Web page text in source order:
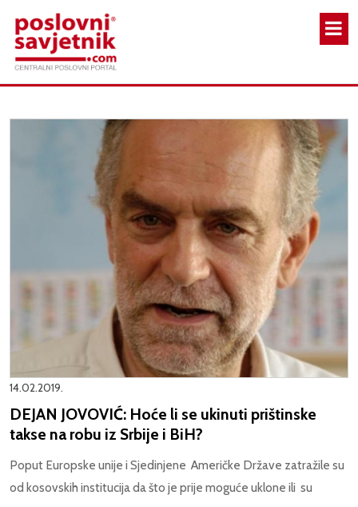
14.02.2019.
DEJAN JOVOVIĆ: Hoće li se ukinuti prištinske
takse na robu iz Srbije i BiH?
Poput Europske unije i Sjedinjene Američke Države zatražile su
od kosovskih institucija da što je prije moguće uklone ili su